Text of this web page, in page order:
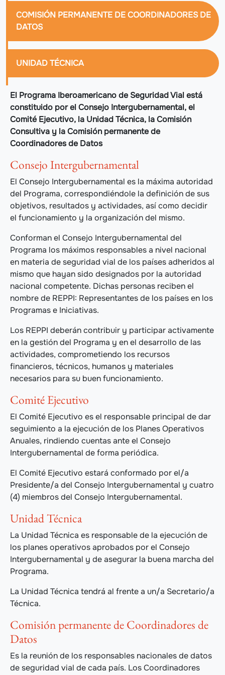
COMISIÓN PERMANENTE DE COORDINADORES DE
DATOS
UNIDAD TÉCNICA
El Programa Iberoamericano de Seguridad Vial está
constituido por el Consejo Intergubernamental, el
Comité Ejecutivo, la Unidad Técnica, la Comisión
Consultiva y la Comisión permanente de
Coordinadores de Datos
Consejo Intergubernamental
El Consejo Intergubernamental es la máxima autoridad
del Programa, correspondiéndole la definición de sus
objetivos, resultados y actividades, así como decidir
el funcionamiento y la organización del mismo.
Conforman el Consejo Intergubernamental del
Programa los máximos responsables a nivel nacional
en materia de seguridad vial de los países adheridos al
mismo que hayan sido designados por la autoridad
nacional competente. Dichas personas reciben el
nombre de REPPI: Representantes de los países en los
Programas e Iniciativas.
Los REPPI deberán contribuir y participar activamente
en la gestión del Programa y en el desarrollo de las
actividades, comprometiendo los recursos
financieros, técnicos, humanos y materiales
necesarios para su buen funcionamiento.
Comité Ejecutivo
El Comité Ejecutivo es el responsable principal de dar
seguimiento a la ejecución de los Planes Operativos
Anuales, rindiendo cuentas ante el Consejo
Intergubernamental de forma periódica.
El Comité Ejecutivo estará conformado por el/a
Presidente/a del Consejo Intergubernamental y cuatro
(4) miembros del Consejo Intergubernamental.
Unidad Técnica
La Unidad Técnica es responsable de la ejecución de
los planes operativos aprobados por el Consejo
Intergubernamental y de asegurar la buena marcha del
Programa.
La Unidad Técnica tendrá al frente a un/a Secretario/a
Técnica.
Comisión permanente de Coordinadores de
Datos
Es la reunión de los responsables nacionales de datos
de seguridad vial de cada país. Los Coordinadores